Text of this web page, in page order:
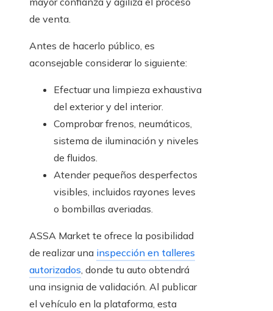
de venta.
Antes de hacerlo público, es
aconsejable considerar lo siguiente:
Efectuar una limpieza exhaustiva
del exterior y del interior.
Comprobar frenos, neumáticos,
sistema de iluminación y niveles
de fluidos.
Atender pequeños desperfectos
visibles, incluidos rayones leves
o bombillas averiadas.
ASSA Market te ofrece la posibilidad
de realizar una inspección en talleres
autorizados, donde tu auto obtendrá
una insignia de validación. Al publicar
el vehículo en la plataforma, esta